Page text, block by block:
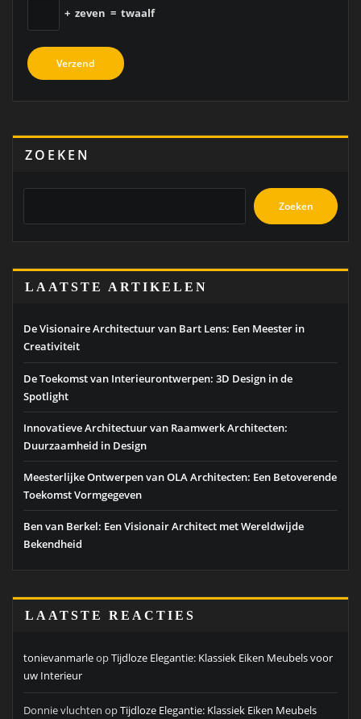
+ zeven = twaalf
ZOEKEN
Zoeken
LAATSTE ARTIKELEN
De Visionaire Architectuur van Bart Lens: Een Meester in
Creativiteit
De Toekomst van Interieurontwerpen: 3D Design in de
Spotlight
Innovatieve Architectuur van Raamwerk Architecten:
Duurzaamheid in Design
Meesterlijke Ontwerpen van OLA Architecten: Een Betoverende
Toekomst Vormgegeven
Ben van Berkel: Een Visionair Architect met Wereldwijde
Bekendheid
LAATSTE REACTIES
tonievanmarleopTijdloze Elegantie: Klassiek Eiken Meubels voor
uw Interieur
Donnie vluchten opTijdloze Elegantie: Klassiek Eiken Meubels